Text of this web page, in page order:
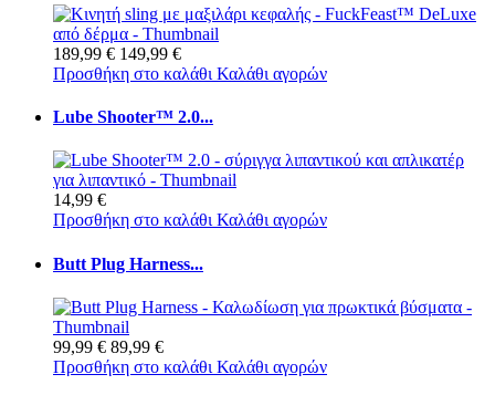
189,99 € 149,99 €
Προσθήκη στο καλάθι Καλάθι αγορών
Lube Shooter™ 2.0...
14,99 €
Προσθήκη στο καλάθι Καλάθι αγορών
Butt Plug Harness...
99,99 € 89,99 €
Προσθήκη στο καλάθι Καλάθι αγορών